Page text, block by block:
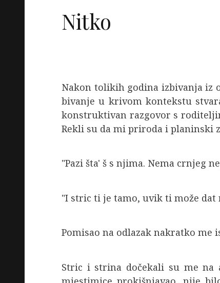
Nitko
Nakon tolikih godina izbivanja iz
bivanje u krivom kontekstu
konstruktivan razgovor s
Rekli su da mi priroda i planinski
"Pazi šta' š s njima. Nema crnjeg
"I stric ti je tamo, uvik ti može dat
Pomisao na odlazak nakratko
Stric i strina dočekali su me na